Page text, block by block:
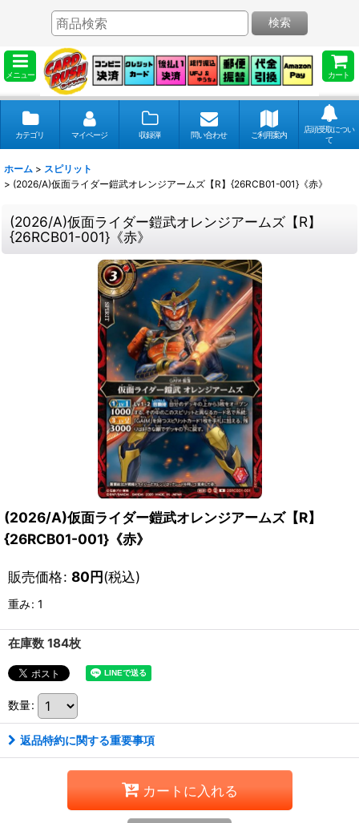
メニュー カート
検索
カテゴリ マイページ 収録弾 問い合わせ ご利用案内
店頭受取につい
て
ホーム > スピリット
> (2026/A)仮面ライダー鎧武オレンジアームズ【R】{26RCB01-001}《赤》
(2026/A)仮面ライダー鎧武オレンジアームズ【R】
{26RCB01-001}《赤》
(2026/A)仮面ライダー鎧武オレンジアームズ【R】
{26RCB01-001}《赤》
販売価格: 80円(税込)
重み: 1
在庫数 184枚
数量:
返品特約に関する重要事項
カートに入れる